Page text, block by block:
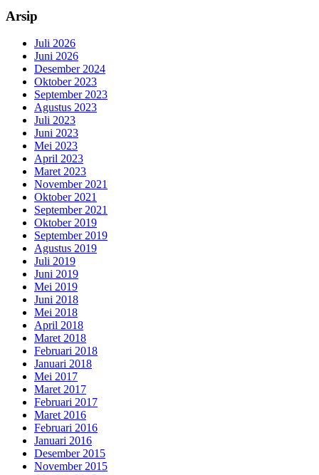
Arsip
Juli 2026
Juni 2026
Desember 2024
Oktober 2023
September 2023
Agustus 2023
Juli 2023
Juni 2023
Mei 2023
April 2023
Maret 2023
November 2021
Oktober 2021
September 2021
Oktober 2019
September 2019
Agustus 2019
Juli 2019
Juni 2019
Mei 2019
Juni 2018
Mei 2018
April 2018
Maret 2018
Februari 2018
Januari 2018
Mei 2017
Maret 2017
Februari 2017
Maret 2016
Februari 2016
Januari 2016
Desember 2015
November 2015